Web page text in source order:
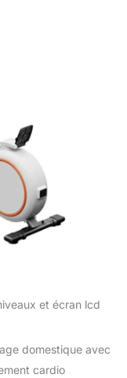
et écran lcd
domestique avec
cardio